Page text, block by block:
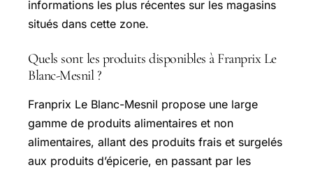
informations les plus récentes sur les magasins
situés dans cette zone.
Quels sont les produits disponibles à Franprix Le
Blanc-Mesnil ?
Franprix Le Blanc-Mesnil propose une large
gamme de produits alimentaires et non
alimentaires, allant des produits frais et surgelés
aux produits d’épicerie, en passant par les